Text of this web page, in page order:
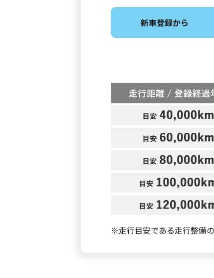
新車登録から
※走行目安である走行整備